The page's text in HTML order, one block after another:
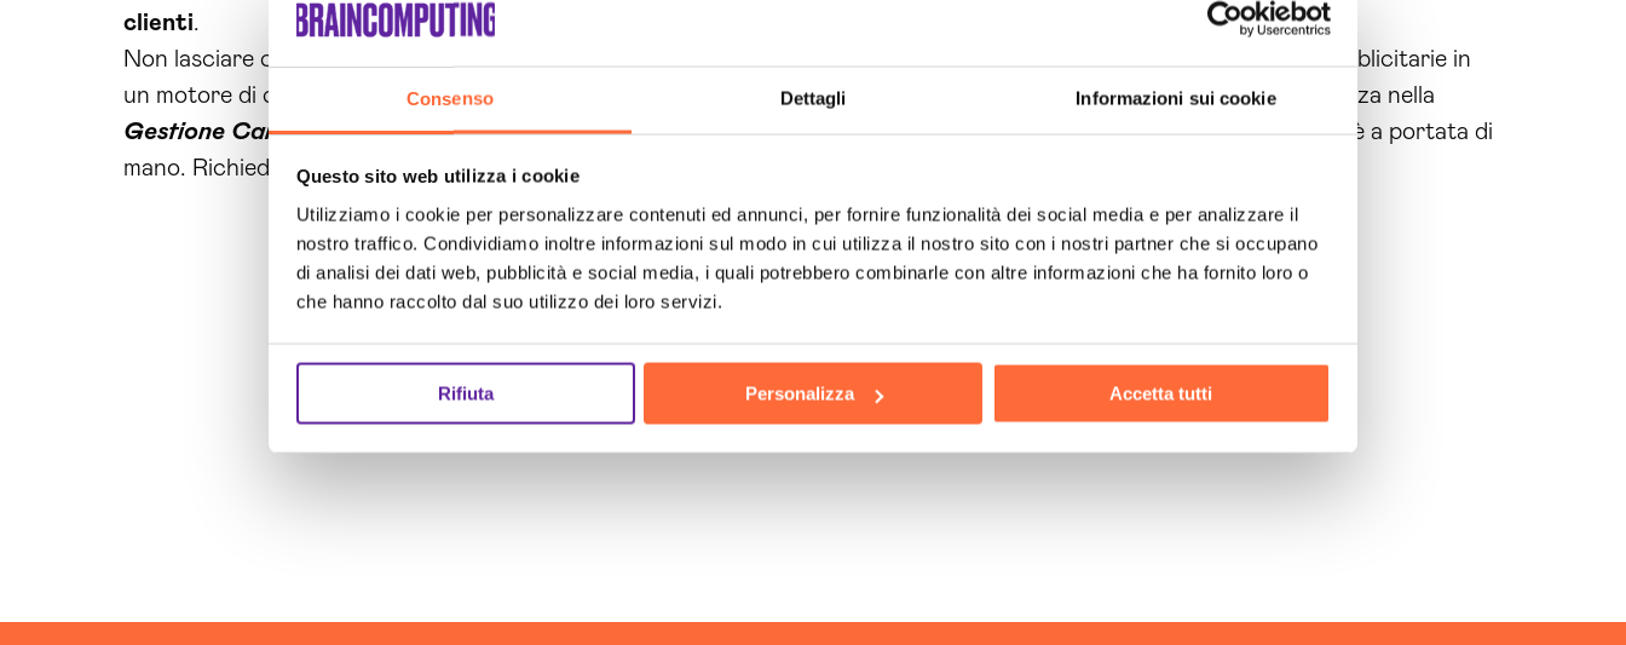
Consenso Dettagli Informazioni sui cookie
Questo sito web utilizza i cookie
Utilizziamo i cookie per personalizzare contenuti ed annunci, per fornire funzionalità dei social media e per analizzare il
nostro traffico. Condividiamo inoltre informazioni sul modo in cui utilizza il nostro sito con i nostri partner che si occupano
di analisi dei dati web, pubblicità e social media, i quali potrebbero combinarle con altre informazioni che ha fornito loro o
che hanno raccolto dal suo utilizzo dei loro servizi.
Rifiuta Personalizza Accetta tutti
clienti.
Non lasciare che la tua
pubblicitarie in
un motore di crescita. Contatta Brain Computing per una consulenza personalizzata e scopri come la nostra esperienza nella
Gestione Campagne Google Ads Torinopuò fare la differenza per il tuo business. Non aspettare oltre: ilsuccessoè a portata di
mano. Richiedi subito ulteriori informazioni e inizia il tuo percorso verso risultati straordinari!